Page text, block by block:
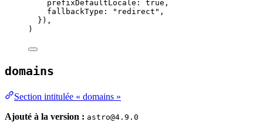
prefixDefaultLocale: true ,
fallbackType:
" redirect " ,
} ) ,
)
domains
Section intitulée « domains »
Ajouté à la version : astro@4.9.0